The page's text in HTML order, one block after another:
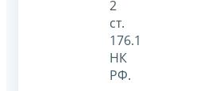
2
ст.
176.1
НК
РФ.